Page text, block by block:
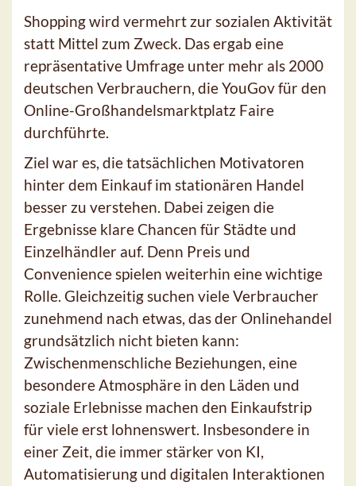
Shopping wird vermehrt zur sozialen Aktivität
statt Mittel zum Zweck. Das ergab eine
repräsentative Umfrage unter mehr als 2000
deutschen Verbrauchern, die YouGov für den
Online-Großhandelsmarktplatz Faire
durchführte.
Ziel war es, die tatsächlichen Motivatoren
hinter dem Einkauf im stationären Handel
besser zu verstehen. Dabei zeigen die
Ergebnisse klare Chancen für Städte und
Einzelhändler auf. Denn Preis und
Convenience spielen weiterhin eine wichtige
Rolle. Gleichzeitig suchen viele Verbraucher
zunehmend nach etwas, das der Onlinehandel
grundsätzlich nicht bieten kann:
Zwischenmenschliche Beziehungen, eine
besondere Atmosphäre in den Läden und
soziale Erlebnisse machen den Einkaufstrip
für viele erst lohnenswert. Insbesondere in
einer Zeit, die immer stärker von KI,
Automatisierung und digitalen Interaktionen